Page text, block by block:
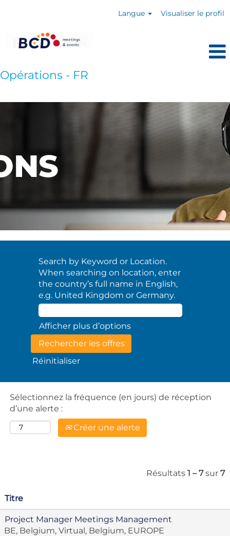
Langue Visualiser le profil
Opérations - FR
Search by Keyword or Location.
When searching on location, enter
the country’s full name in English,
e.g. United Kingdom or Germany.
Afficher plus d’options
Réinitialiser
Sélectionnez la fréquence (en jours) de réception
d’une alerte :
Créer une alerte
Résultats 1 – 7sur 7
Titre
Project Manager Meetings Management
BE, Belgium, Virtual, Belgium, EUROPE